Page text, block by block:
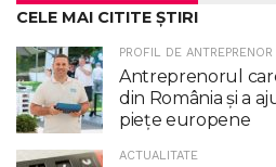
CELE MAI CITITE ȘTIRI
PROFIL DE ANTREPRENOR
Antreprenorul
din România și a
piețe europene
ACTUALITATE